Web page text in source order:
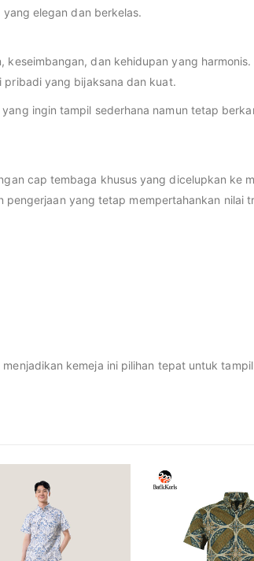
elegan dan berkelas.
dan kehidupan yang
pribadi yang bijaksana dan kuat.
ingin tampil sederhana namun tetap
cap tembaga khusus yang dicelupkan ke
yang tetap mempertahankan nilai
kemeja ini pilihan tepat untuk